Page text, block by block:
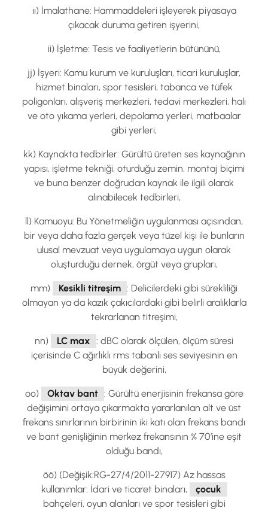
ıı) İmalathane: Hammaddeleri işleyerek piyasaya
çıkacak duruma getiren işyerini,
ii) İşletme: Tesis ve faaliyetlerin bütününü,
jj) İşyeri: Kamu kurum ve kuruluşları, ticari kuruluşlar,
hizmet binaları, spor tesisleri, tabanca ve tüfek
poligonları, alışveriş merkezleri, tedavi merkezleri, halı
ve oto yıkama yerleri, depolama yerleri, matbaalar
gibi yerleri,
kk) Kaynakta tedbirler: Gürültü üreten ses kaynağının
yapısı, işletme tekniği, oturduğu zemin, montaj biçimi
ve buna benzer doğrudan kaynak ile ilgili olarak
alınabilecek tedbirleri,
ll) Kamuoyu: Bu Yönetmeliğin uygulanması açısından,
bir veya daha fazla gerçek veya tüzel kişi ile bunların
ulusal mevzuat veya uygulamaya uygun olarak
oluşturduğu dernek, örgüt veya grupları,
mm) Kesikli titreşim : Delicilerdeki gibi sürekliliği
olmayan ya da kazık çakıcılardaki gibi belirli aralıklarla
tekrarlanan titreşimi,
nn) LC max : dBC olarak ölçülen, ölçüm süresi
içerisinde C ağırlıklı rms tabanlı ses seviyesinin en
büyük değerini,
oo) Oktav bant : Gürültü enerjisinin frekansa göre
değişimini ortaya çıkarmakta yararlanılan alt ve üst
frekans sınırlarının birbirinin iki katı olan frekans bandı
ve bant genişliğinin merkez frekansının % 70’ine eşit
olduğu bandı,
öö) (Değişik:RG-27/4/2011-27917) Az hassas
kullanımlar: İdari ve ticaret binaları,
çocuk
bahçeleri, oyun alanları ve spor tesisleri gibi